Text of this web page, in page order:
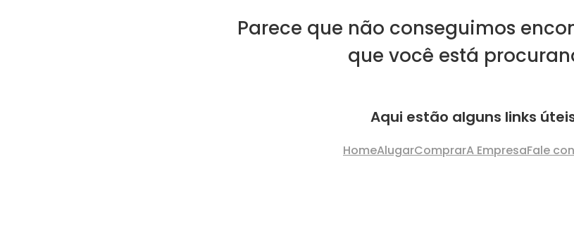
Parece que não conseguimos
que você está
Aqui estão alguns links
HomeAlugarComprarA EmpresaFale